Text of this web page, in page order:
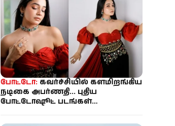
போட்டோ: கவர்ச்சியில் களமிறங்கிய
நடிகை அபர்ணதி... புதிய
போட்டோஷூட் படங்கள்